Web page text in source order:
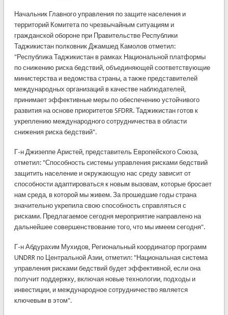
Начальник Главного управления по защите населения и
территорий Комитета по чрезвычайным ситуациям и
гражданской обороне при Правительстве Республики
Таджикистан полковник Джамшед Камолов отметил:
"Республика Таджикистан в рамках Национальной платформы
по снижению риска бедствий, объединяющей соответствующие
министерства и ведомства страны, а также представителей
международных организаций в качестве наблюдателей,
принимает эффективные меры по обеспечению устойчивого
развития на основе приоритетов SFDRR. Таджикистан готов к
укреплению международного сотрудничества в области
снижения риска бедствий".
Г-н Джизеппе Аристей, представитель Европейского Союза,
отметил: "Способность системы управления рисками бедствий
защитить население и окружающую нас среду зависит от
способности адаптироваться к новым вызовам, которые бросает
нам среда, в которой мы живем. За прошедшие годы страна
значительно укрепила свою способность справляться с
рисками. Предлагаемое сегодня мероприятие направлено на
дальнейшее совершенствование того, что мы имеем сегодня".
Г-н Абдурахим Мухидов, Региональный координатор программ
UNDRR по Центральной Азии, отметил: "Национальная система
управления рисками бедствий будет эффективной, если она
получит поддержку, включая новые технологии, подходы и
инвестиции, и международное сотрудничество является
ключевым в этом".